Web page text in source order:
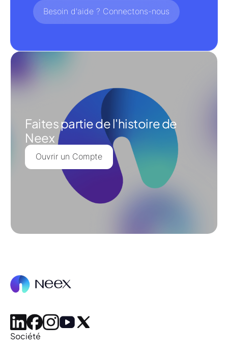
Besoin d'aide ? Connectons-nous
Faites partie de l'histoire de
Neex
Ouvrir un Compte
Société